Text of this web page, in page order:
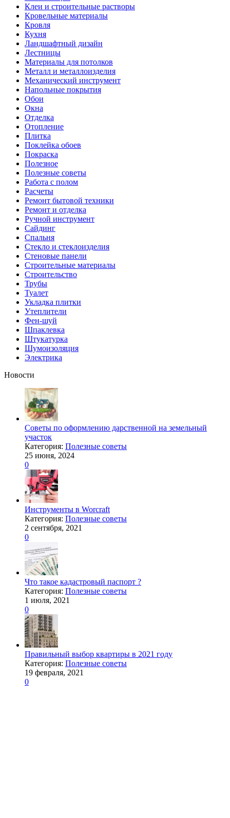
Клеи и строительные растворы
Кровельные материалы
Кровля
Кухня
Ландшафтный дизайн
Лестницы
Материалы для потолков
Металл и металлоизделия
Механический инструмент
Напольные покрытия
Обои
Окна
Отделка
Отопление
Плитка
Поклейка обоев
Покраска
Полезное
Полезные советы
Работа с полом
Расчеты
Ремонт бытовой техники
Ремонт и отделка
Ручной инструмент
Сайдинг
Спальня
Стекло и стеклоизделия
Стеновые панели
Строительные материалы
Строительство
Трубы
Туалет
Укладка плитки
Утеплители
Фен-шуй
Шпаклевка
Штукатурка
Шумоизоляция
Электрика
Новости
Советы по оформлению дарственной на земельный
участок
Категория: Полезные советы
25 июня, 2024
0
Инструменты в Worcraft
Категория: Полезные советы
2 сентября, 2021
0
Что такое кадастровый паспорт ?
Категория: Полезные советы
1 июля, 2021
0
Правильный выбор квартиры в 2021 году
Категория: Полезные советы
19 февраля, 2021
0